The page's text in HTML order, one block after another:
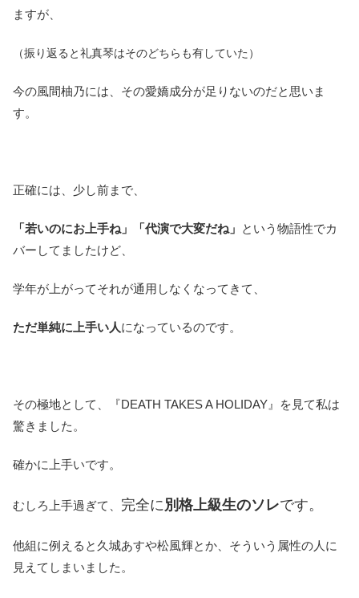
ますが、
（振り返ると礼真琴はそのどちらも有していた）
今の風間柚乃には、その愛嬌成分が足りないのだと思いま
す。
正確には、少し前まで、
「若いのにお上手ね」「代演で大変だね」 という物語性でカ
バーしてましたけど、
学年が上がってそれが通用しなくなってきて、
ただ単純に上手い人になっているのです。
その極地として、『DEATH TAKES A HOLIDAY』を見て私は
驚きました。
確かに上手いです。
むしろ上手過ぎて、 完全に 別格上級生のソレです。
他組に例えると久城あすや松風輝とか、そういう属性の人に
見えてしまいました。